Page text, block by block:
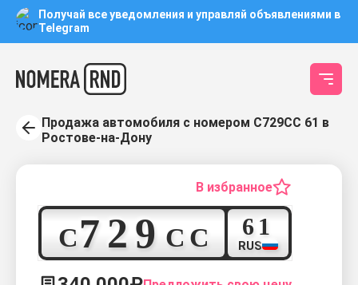
Получай все уведомления и управляй объявлениями в
Telegram
Продажа автомобиля с номером С729СС 61 в
Ростове-на-Дону
В избранное
С7
2
9
С
С 61
RUS